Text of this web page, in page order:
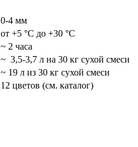
0-4 мм
от +5 °С до +30 °С
~ 2 часа
~ 3,5-3,7 л на 30 кг сухой смеси
~ 19 л из 30 кг сухой смеси
12 цветов (см. каталог)